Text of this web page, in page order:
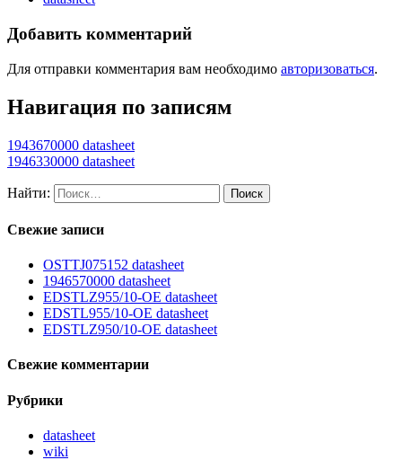
Добавить комментарий
Для отправки комментария вам необходимо авторизоваться.
Навигация по записям
1943670000 datasheet
1946330000 datasheet
Найти:
Свежие записи
OSTTJ075152 datasheet
1946570000 datasheet
EDSTLZ955/10-OE datasheet
EDSTL955/10-OE datasheet
EDSTLZ950/10-OE datasheet
Свежие комментарии
Рубрики
datasheet
wiki